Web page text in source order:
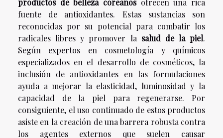
productos de belleza coreanosofrecen una rica
fuente de antioxidantes. Estas sustancias son
reconocidas por su potencial para combatir los
radicales libres y promover la salud de la piel.
Según expertos en cosmetología y químicos
especializados en el desarrollo de cosméticos, la
inclusión de antioxidantes en las formulaciones
ayuda a mejorar la elasticidad, luminosidad y la
capacidad de la piel para regenerarse. Por
consiguiente, el uso continuado de estos productos
asiste en la creación de una barrera robusta contra
los agentes externos que suelen causar